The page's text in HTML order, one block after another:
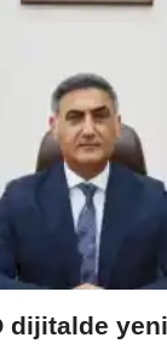
dijitalde